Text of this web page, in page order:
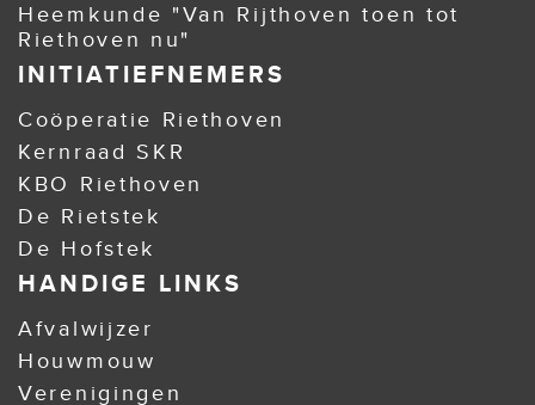
Heemkunde "Van Rijthoven toen tot
Riethoven nu"
INITIATIEFNEMERS
Coöperatie Riethoven
Kernraad SKR
KBO Riethoven
De Rietstek
De Hofstek
HANDIGE LINKS
Afvalwijzer
Houwmouw
Verenigingen